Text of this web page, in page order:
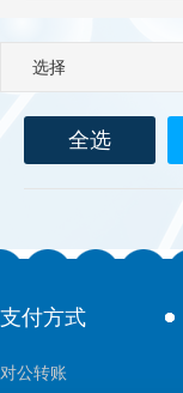
选择
全选
支付方式
对公转账